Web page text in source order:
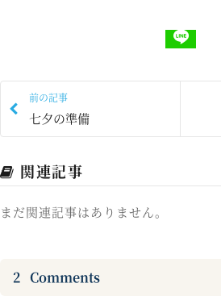
前の記事
七夕の準備
関連記事
まだ関連記事はありません。
2 Comments